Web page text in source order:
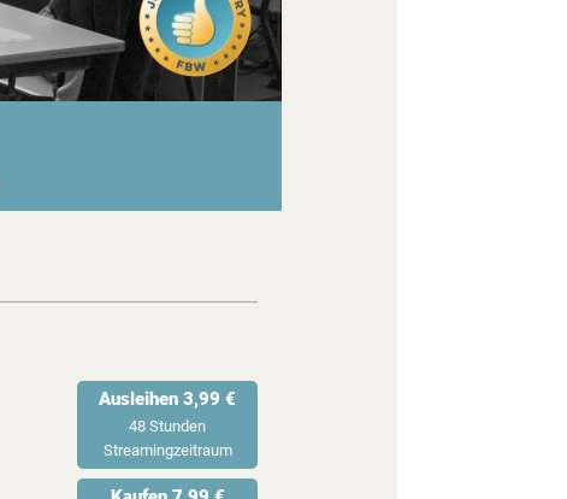
Ausleihen 3,99 €
48 Stunden
Streamingzeitraum